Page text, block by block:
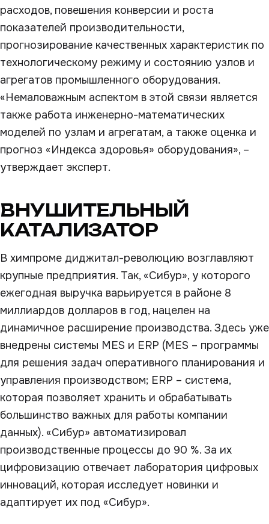
расходов, повешения конверсии и роста
показателей производительности,
прогнозирование качественных характеристик по
технологическому режиму и состоянию узлов и
агрегатов промышленного оборудования.
«Немаловажным аспектом в этой связи является
также работа инженерно-математических
моделей по узлам и агрегатам, а также оценка и
прогноз «Индекса здоровья» оборудования», –
утверждает эксперт.
ВНУШИТЕЛЬНЫЙ
КАТАЛИЗАТОР
В химпроме диджитал-революцию возглавляют
крупные предприятия. Так, «Сибур», у которого
ежегодная выручка варьируется в районе 8
миллиардов долларов в год, нацелен на
динамичное расширение производства. Здесь уже
внедрены системы MES и ERP (MES – программы
для решения задач оперативного планирования и
управления производством; ERP – система,
которая позволяет хранить и обрабатывать
большинство важных для работы компании
данных). «Сибур» автоматизировал
производственные процессы до 90 %. За их
цифровизацию отвечает лаборатория цифровых
инноваций, которая исследует новинки и
адаптирует их под «Сибур».